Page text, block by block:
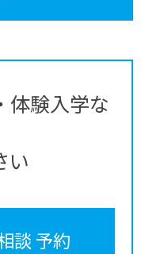
体験入学な
い
談 予約